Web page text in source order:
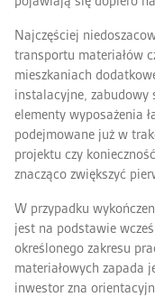
Najczęściej
transportu materiałów
mieszkaniach
instalacyjne, zabudowy
elementy wyposażenia
podejmowane już w
projektu czy
znacząco zwiększyć
W przypadku
jest na podstawie
określonego zakresu
materiałowych zapada
inwestor zna